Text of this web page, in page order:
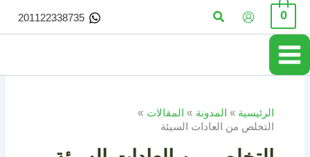
تخطي
المحتوى
0 البحث 201122338735
الرئيسية المدونة
المقالات
التخلص من العادات السيئة